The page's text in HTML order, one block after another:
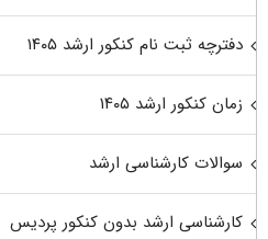
دفترچه ثبت نام کنکور ارشد ۱۴۰۵
زمان کنکور ارشد ۱۴۰۵
سوالات کارشناسی ارشد
کارشناسی ارشد بدون کنکور پردیس